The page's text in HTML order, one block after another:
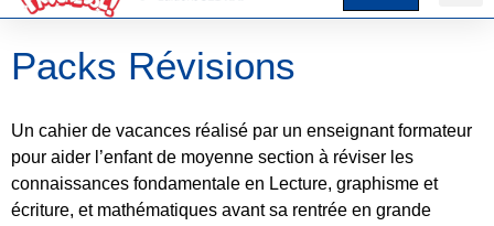
Packs Révisions
Un cahier de vacances réalisé par un enseignant formateur
pour aider l’enfant de moyenne section à réviser les
connaissances fondamentale en Lecture, graphisme et
écriture, et mathématiques avant sa rentrée en grande